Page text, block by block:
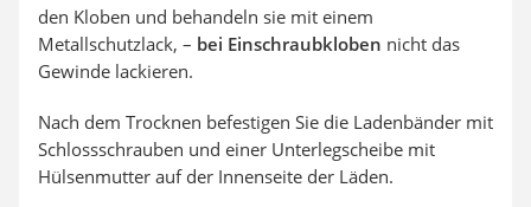
den Kloben und behandeln sie mit einem
Metallschutzlack, – bei Einschraubkloben nicht das
Gewinde lackieren.
Nach dem Trocknen befestigen Sie die Ladenbänder mit
Schlossschrauben und einer Unterlegscheibe mit
Hülsenmutter auf der Innenseite der Läden.